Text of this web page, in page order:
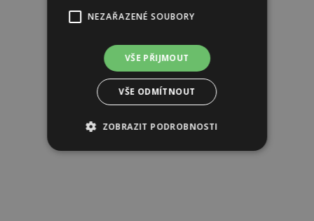
NEZAŘAZENÉ SOUBORY
VŠE PŘIJMOUT
VŠE ODMÍTNOUT
ZOBRAZIT PODROBNOSTI